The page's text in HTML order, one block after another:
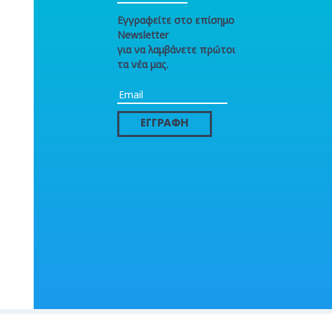
Εγγραφείτε στο επίσημο
Newsletter
για να λαμβάνετε πρώτοι
τα νέα μας.
ΕΓΓΡΑΦΗ